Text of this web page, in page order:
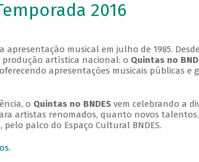
2016
apresentação musical em julho de 1985.
artística nacional: o Quintas no
apresentações musicais públicas e
o Quintas no BNDESvem celebrando a
artistas renomados, quanto novos
palco do Espaço Cultural BNDES.
.